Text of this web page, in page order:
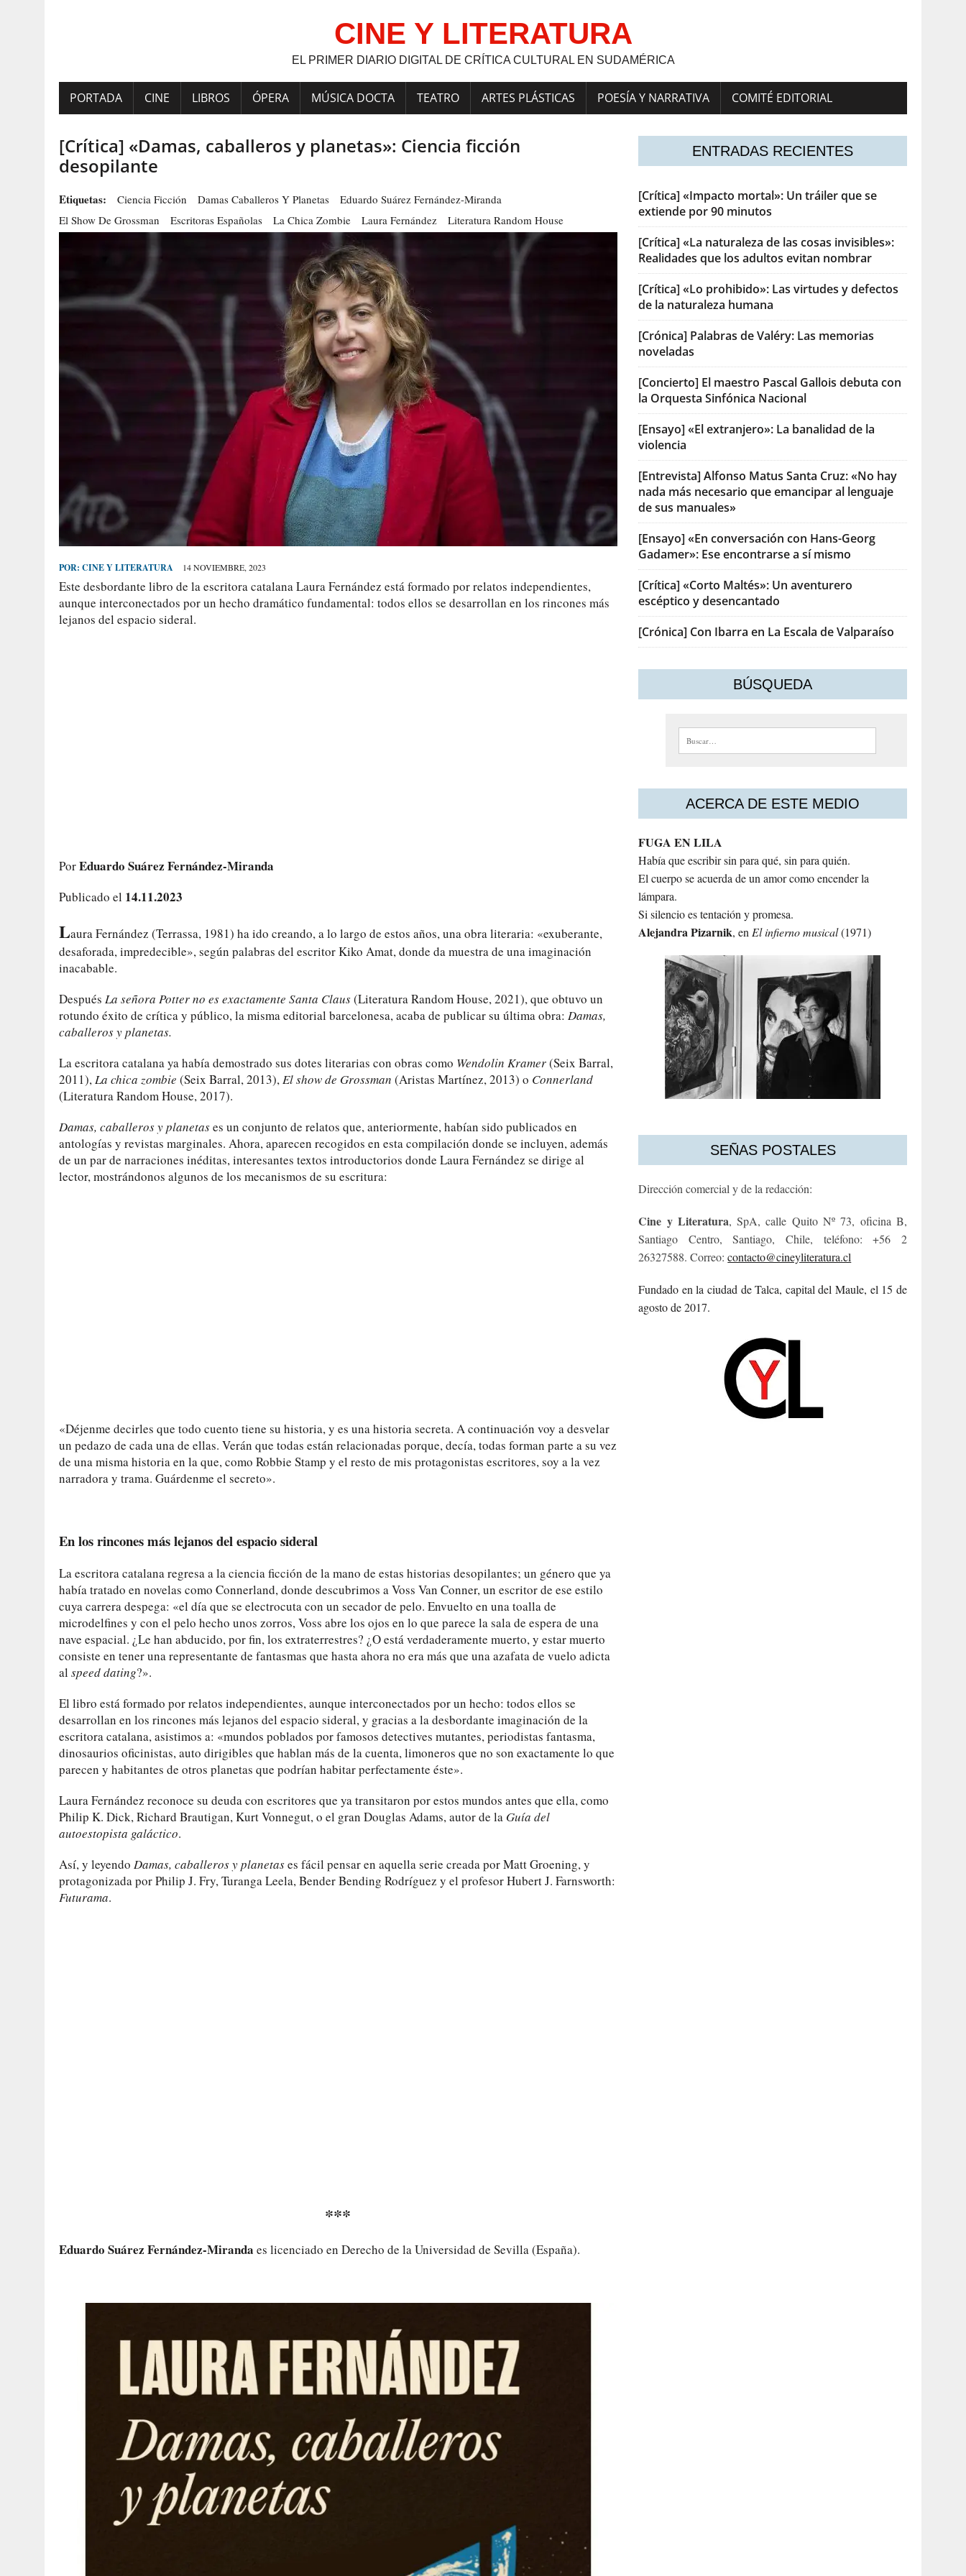
CINE Y LITERATURA
EL PRIMER DIARIO DIGITAL DE CRÍTICA CULTURAL EN SUDAMÉRICA
PORTADA CINE LIBROS ÓPERA MÚSICA DOCTA TEATRO ARTES PLÁSTICAS POESÍA Y NARRATIVA COMITÉ EDITORIAL
[Crítica] «Damas, caballeros y planetas»: Ciencia ficción
desopilante
Etiquetas: Ciencia Ficción Damas Caballeros Y Planetas
Eduardo Suárez Fernández-Miranda
El Show De Grossman
Escritoras Españolas La Chica Zombie Laura Fernández Literatura Random House
POR: CINE Y LITERATURA 14 NOVIEMBRE, 2023
Este desbordante libro de la escritora catalana Laura Fernández está formado por relatos independientes,
aunque interconectados por un hecho dramático fundamental: todos ellos se desarrollan en los rincones más
lejanos del espacio sideral.
PorEduardo Suárez Fernández-Miranda
Publicado el 14.11.2023
Laura Fernández (Terrassa, 1981) ha ido creando, a lo largo de estos años, una obra literaria: «exuberante,
desaforada, impredecible», según palabras del escritor Kiko Amat, donde da muestra de una imaginación
inacabable.
Después La señora Potter no es exactamente Santa Claus(Literatura Random House, 2021), que obtuvo un
rotundo éxito de crítica y público, la misma editorial barcelonesa, acaba de publicar su última obra: Damas,
caballeros y planetas.
La escritora catalana ya había demostrado sus dotes literarias con obras como Wendolin Kramer(Seix Barral,
2011),La chica zombie (Seix Barral, 2013),El show de Grossman (Aristas Martínez, 2013) o Connerland
(Literatura Random House, 2017).
Damas, caballeros y planetases un conjunto de relatos que, anteriormente, habían sido publicados en
antologías y revistas marginales. Ahora, aparecen recogidos en esta compilación donde se incluyen, además
de un par de narraciones inéditas, interesantes textos introductorios donde Laura Fernández se dirige al
lector, mostrándonos algunos de los mecanismos de su escritura:
«Déjenme decirles que todo cuento tiene su historia, y es una historia secreta. A continuación voy a desvelar
un pedazo de cada una de ellas. Verán que todas están relacionadas porque, decía, todas forman parte a su vez
de una misma historia en la que, como Robbie Stamp y el resto de mis protagonistas escritores, soy a la vez
narradora y trama. Guárdenme el secreto».
En los rincones más lejanos del espacio sideral
La escritora catalana regresa a la ciencia ficción de la mano de estas historias desopilantes; un género que ya
había tratado en novelas como Connerland, donde descubrimos a Voss Van Conner, un escritor de ese estilo
cuya carrera despega: «el día que se electrocuta con un secador de pelo. Envuelto en una toalla de
microdelfines y con el pelo hecho unos zorros, Voss abre los ojos en lo que parece la sala de espera de una
nave espacial. ¿Le han abducido, por fin, los extraterrestres? ¿O está verdaderamente muerto, y estar muerto
consiste en tener una representante de fantasmas que hasta ahora no era más que una azafata de vuelo adicta
al speed dating?».
El libro está formado por relatos independientes, aunque interconectados por un hecho: todos ellos se
desarrollan en los rincones más lejanos del espacio sideral, y gracias a la desbordante imaginación de la
escritora catalana, asistimos a: «mundos poblados por famosos detectives mutantes, periodistas fantasma,
dinosaurios oficinistas, auto dirigibles que hablan más de la cuenta, limoneros que no son exactamente lo que
parecen y habitantes de otros planetas que podrían habitar perfectamente éste».
Laura Fernández reconoce su deuda con escritores que ya transitaron por estos mundos antes que ella, como
Philip K. Dick, Richard Brautigan, Kurt Vonnegut, o el gran Douglas Adams, autor de la Guía del
autoestopista galáctico.
Así, y leyendo Damas, caballeros y planetases fácil pensar en aquella serie creada por Matt Groening, y
protagonizada por Philip J. Fry, Turanga Leela, Bender Bending Rodríguez y el profesor Hubert J. Farnsworth:
Futurama.
***
Eduardo Suárez Fernández-Miranda es licenciado en Derecho de la Universidad de Sevilla (España).
ENTRADAS RECIENTES
[Crítica] «Impacto mortal»: Un tráiler que se
extiende por 90 minutos
[Crítica] «La naturaleza de las cosas invisibles»:
Realidades que los adultos evitan nombrar
[Crítica] «Lo prohibido»: Las virtudes y defectos
de la naturaleza humana
[Crónica] Palabras de Valéry: Las memorias
noveladas
[Concierto] El maestro Pascal Gallois debuta con
la Orquesta Sinfónica Nacional
[Ensayo] «El extranjero»: La banalidad de la
violencia
[Entrevista] Alfonso Matus Santa Cruz: «No hay
nada más necesario que emancipar al lenguaje
de sus manuales»
[Ensayo] «En conversación con Hans-Georg
Gadamer»: Ese encontrarse a sí mismo
[Crítica] «Corto Maltés»: Un aventurero
escéptico y desencantado
[Crónica] Con Ibarra en La Escala de Valparaíso
BÚSQUEDA
Buscar:
ACERCA DE ESTE MEDIO
FUGA EN LILA
Había que escribir sin para qué, sin para quién.
El cuerpo se acuerda de un amor como encender la
lámpara.
Si silencio es tentación y promesa.
AlejandraPizarnik, enEl infierno musical(1971)
SEÑAS POSTALES
Dirección comercial y de la redacción:
Cine y Literatura, SpA, calle Quito Nº 73, oficina B,
Santiago Centro, Santiago, Chile, teléfono: +56 2
26327588. Correo:contacto@cineyliteratura.cl
Fundado en la ciudad de Talca, capital del Maule, el 15 de
agosto de 2017.